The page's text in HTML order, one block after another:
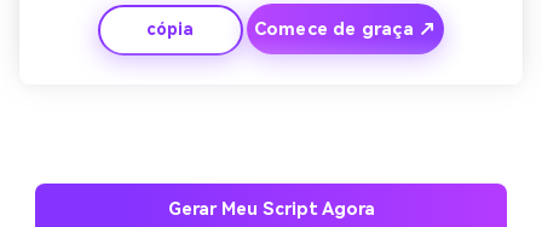
fundamentar a mensagem. Termine com seu chamado à
ação aparecendo com fade-in perfeito para incentivar
cópia Comece de graça ↗
Gerar Meu Script Agora